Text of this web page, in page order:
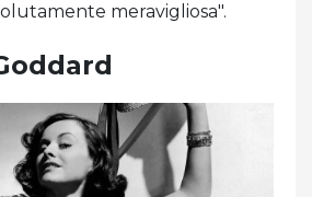
meravigliosa".